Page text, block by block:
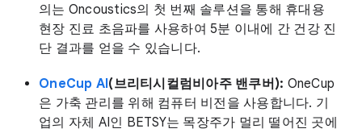
의는 Oncoustics의 첫 번째 솔루션을 통해 휴대용
현장 진료 초음파를 사용하여 5분 이내에 간 건강 진
단 결과를 얻을 수 있습니다.
OneCup AI(브리티시컬럼비아주 밴쿠버): OneCup
은 가축 관리를 위해 컴퓨터 비전을 사용합니다. 기
업의 자체 AI인 BETSY는 목장주가 멀리 떨어진 곳에